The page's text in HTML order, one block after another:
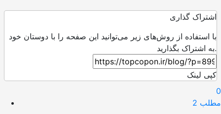
اشتراک گذاری
با استفاده از روش‌های زیر می‌توانید این صفحه را با دوستان خود
به اشتراک بگذارید.
کپی لینک
0
مطلب 2